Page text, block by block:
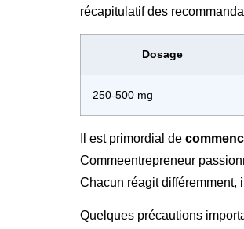
récapitulatif des
Dosage
250-500 mg
Il est primordial de
Commeentrepreneur
Chacun réagit différemment,
Quelques précautions